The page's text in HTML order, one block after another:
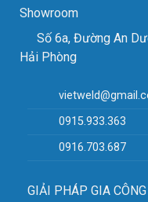
Showroom
Số 6a, Đường An
Hải Phòng
0915.933.363
0916.703.687
GIẢI PHÁP GIA CÔNG